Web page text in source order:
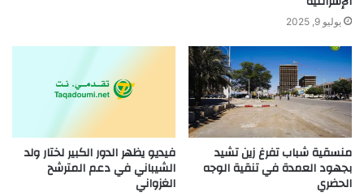
يوليو 9, 2025
منسقية شباب تفرغ زين تشيد
بجهود العمدة في تنقية الوجه
الحضري
فيديو يظهر الدور الكبير لختار ولد
الشيباني في دعم المترشح
الغزواني